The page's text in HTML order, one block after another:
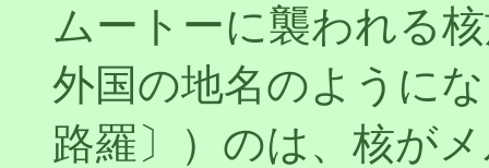
ムートーに襲われる
外国の地名のように
路羅〕）のは、核が